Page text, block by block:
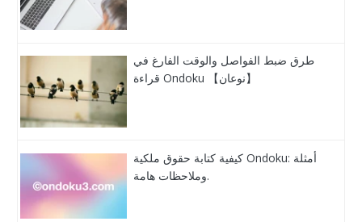
طرق ضبط الفواصل والوقت الفارغ في
قراءة Ondoku 【نوعان】
كيفية كتابة حقوق ملكية Ondoku: أمثلة
وملاحظات هامة.